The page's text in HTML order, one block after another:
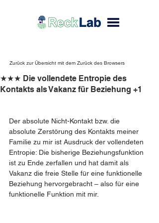
Zurück zur Übersicht mit dem Zurück des Browsers
★★★ Die vollendete Entropie des
Kontakts als Vakanz für Beziehung +1
Der absolute Nicht-Kontakt bzw. die
absolute Zerstörung des Kontakts meiner
Familie zu mir ist Ausdruck der vollendeten
Entropie: Die bisherige Beziehungsfunktion
ist zu Ende zerfallen und hat damit als
Vakanz die freie Stelle für eine funktionelle
Beziehung hervorgebracht – also für eine
funktionelle Funktion mit mir.